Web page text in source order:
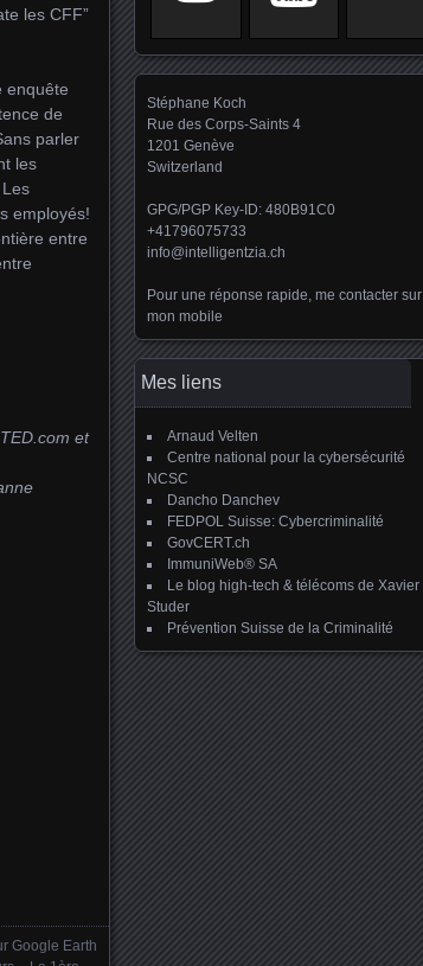
les CFF”
enquête
de
parler
les
employés!
entre
et
Google Earth
Stéphane Koch
Rue des Corps-Saints 4
1201 Genève
Switzerland
GPG/PGP Key-ID: 480B91C0
+41796075733
info@intelligentzia.ch
Pour une réponse rapide, me contacter sur
mon mobile
Mes liens
Arnaud Velten
Centre national pour la cybersécurité
NCSC
Dancho Danchev
FEDPOL Suisse: Cybercriminalité
GovCERT.ch
ImmuniWeb® SA
Le blog high-tech & télécoms de Xavier
Studer
Prévention Suisse de la Criminalité